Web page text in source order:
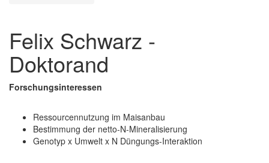
Felix Schwarz -
Doktorand
Forschungsinteressen
Ressourcennutzung im Maisanbau
Bestimmung der netto-N-Mineralisierung
Genotyp x Umwelt x N Düngungs-Interaktion